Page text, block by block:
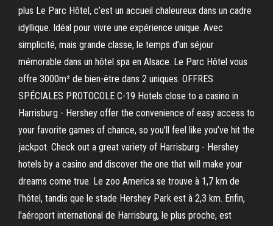
plus Le Parc Hôtel, c’est un accueil chaleureux dans un cadre
idyllique. Idéal pour vivre une expérience unique. Avec
simplicité, mais grande classe, le temps d’un séjour
mémorable dans un hôtel spa en Alsace. Le Parc Hôtel vous
offre 3000m² de bien-être dans 2 uniques. OFFRES
SPÉCIALES PROTOCOLE C-19 Hotels close to a casino in
Harrisburg - Hershey offer the convenience of easy access to
your favorite games of chance, so you’ll feel like you’ve hit the
jackpot. Check out a great variety of Harrisburg - Hershey
hotels by a casino and discover the one that will make your
dreams come true. Le zoo America se trouve à 1,7 km de
l'hôtel, tandis que le stade Hershey Park est à 2,3 km. Enfin,
l'aéroport international de Harrisburg, le plus proche, est